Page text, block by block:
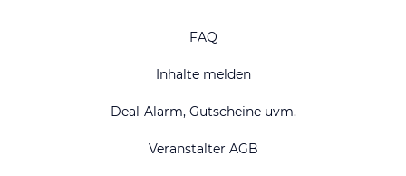
FAQ
Inhalte melden
Deal-Alarm, Gutscheine uvm.
Veranstalter AGB